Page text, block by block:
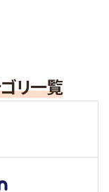
リ一覧